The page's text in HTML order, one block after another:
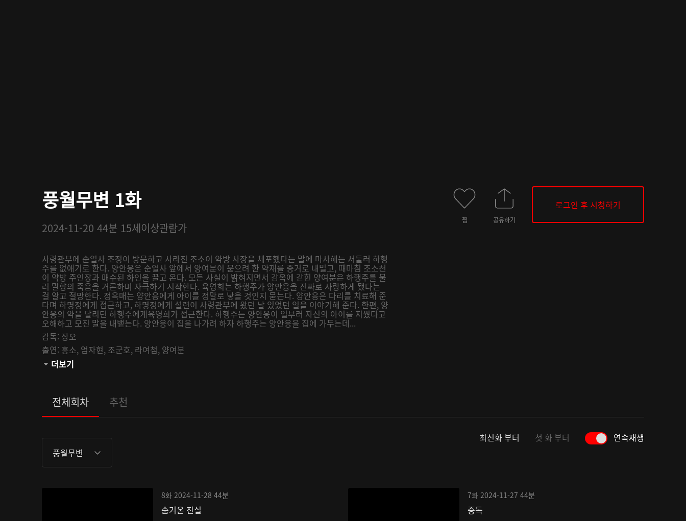
풍월무변 1화
2024-11-20 44분 15세이상관람가
사령관부에 순열사 조정이 방문하고 사라진 조소이 약방 사장을 체포했다는 말에 마사해는 서둘러 하행
주를 없애기로 한다. 양안응은 순열사 앞에서 양여분이 묻으려 한 약재를 증거로 내밀고, 때마침 조소천
이 약방 주인장과 매수된 하인을 끌고 온다. 모든 사실이 밝혀지면서 감옥에 갇힌 양여분은 하행주를 불
러 말향의 죽음을 거론하며 자극하기 시작한다. 육영희는 하행주가 양안응을 진짜로 사랑하게 됐다는
걸 알고 절망한다. 정옥매는 양안응에게 아이를 정말로 낳을 것인지 묻는다. 양안응은 다리를 치료해 준
다며 하명정에게 접근하고, 하명정에게 설련이 사령관부에 왔던 날 있었던 일을 이야기해 준다. 한편, 양
안응의 약을 달리던 하행주에게육영희가 접근한다. 하행주는 양안응이 일부러 자신의 아이를 지웠다고
오해하고 모진 말을 내뱉는다. 양안응이 집을 나가려 하자 하행주는 양안응을 집에 가두는데...
감독: 장오
출연: 홍소, 엄자현, 조군호, 라여첨, 양여분
관람등급:
더보기
찜 공유하기
로그인 후 시청하기
전체회차 추천
풍월무변
최신화 부터 첫 화 부터 연속재생
8화 2024-11-28 44분
숨겨온 진실
7화 2024-11-27 44분
중독